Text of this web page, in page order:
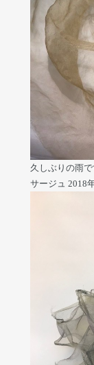
久しぶりの雨
サージュ 2018